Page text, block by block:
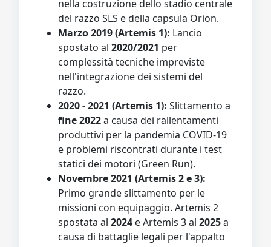
nella costruzione dello stadio centrale
del razzo SLS e della capsula Orion.
Marzo 2019 (Artemis 1): Lancio
spostato al 2020/2021 per
complessità tecniche impreviste
nell'integrazione dei sistemi del
razzo.
2020 - 2021 (Artemis 1): Slittamento a
fine 2022a causa dei rallentamenti
produttivi per la pandemia COVID-19
e problemi riscontrati durante i test
statici dei motori (Green Run).
Novembre 2021 (Artemis 2 e 3):
Primo grande slittamento per le
missioni con equipaggio. Artemis 2
spostata al 2024 e Artemis 3 al 2025a
causa di battaglie legali per l'appalto